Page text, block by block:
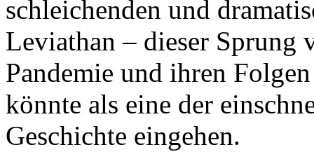
schleichenden und
Leviathan – dieser Sprung
Pandemie und ihren
könnte als eine der
Geschichte eingehen.